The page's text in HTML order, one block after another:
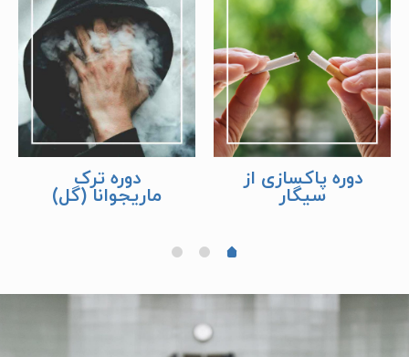
دوره پاکسازی از
سیگار
دوره ترک
ماریجوانا (گل)